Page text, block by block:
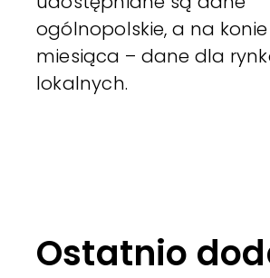
ogólnopolskie, a na
miesiąca – dane dla
lokalnych.
Ostatnio